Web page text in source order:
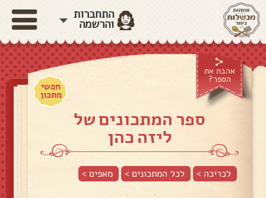
התחברות
והרשמה
אהבת את
הספר?
חפשי
מתכון
ספר המתכונים של
ליזה כהן
לכריכה > לכל המתכונים > מאפים>